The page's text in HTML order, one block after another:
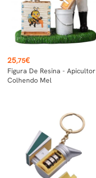
Preço
25,75€
Figura De Resina - Apicultor
Colhendo Mel